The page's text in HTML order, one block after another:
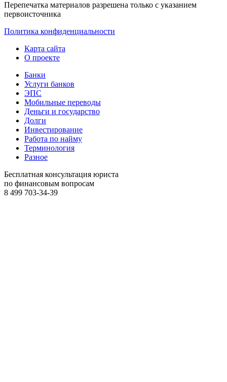
Перепечатка материалов разрешена только с указанием
первоисточника
Политика конфиденциальности
Карта сайта
О проекте
Банки
Услуги банков
ЭПС
Мобильные переводы
Деньги и государство
Долги
Инвестирование
Работа по найму
Терминология
Разное
Бесплатная консультация юриста
по финансовым вопросам
8 499 703-34-39